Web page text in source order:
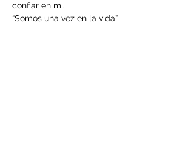
confiar en mi.
“Somos una vez en la vida”